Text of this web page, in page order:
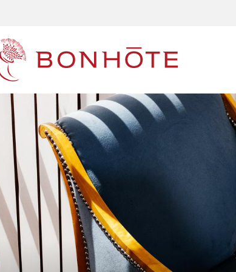
Navigation principale